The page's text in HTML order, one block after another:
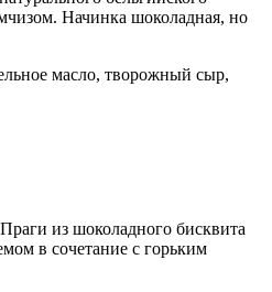
Начинка шоколадная, но
масло, творожный сыр,
из шоколадного бисквита
в сочетание с горьким